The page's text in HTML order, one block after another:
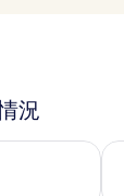
況
應情況 查